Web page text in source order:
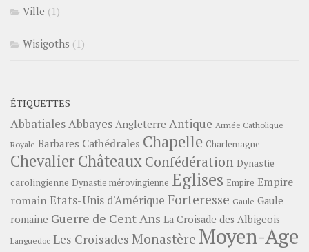
Ville (1)
Wisigoths (1)
ÉTIQUETTES
AbbatialesAbbayes Angleterre Antique Armée Catholique
Royale Barbares Cathédrales Chapelle Charlemagne
ChevalierChâteauxConfédération Dynastie
carolingienne Dynastie mérovingienne Eglises Empire Empire
romainEtats-Unis d'Amérique Forteresse Gaule Gaule
romaine Guerre de Cent Ans La Croisade des Albigeois
Languedoc Les Croisades Monastère Moyen-Age